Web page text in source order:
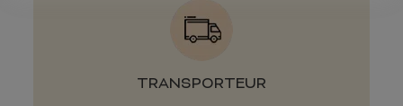
TRANSPORTEUR